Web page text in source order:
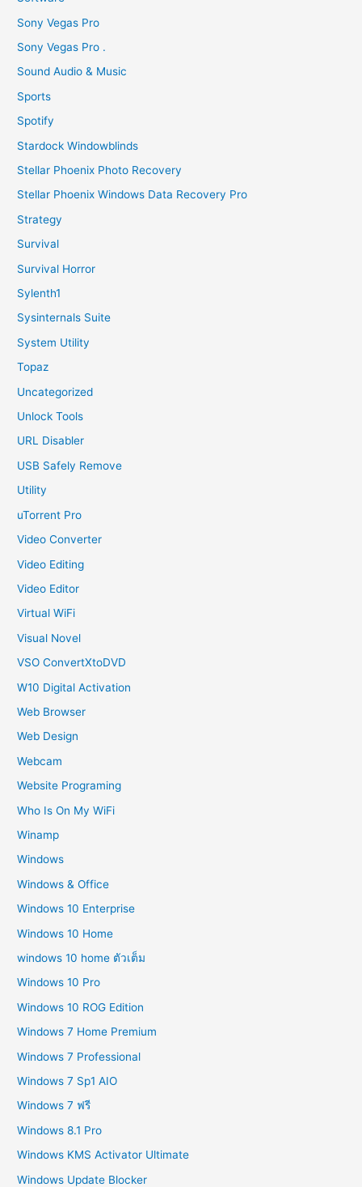
Sony Vegas Pro
Sony Vegas Pro .
Sound Audio & Music
Sports
Spotify
Stardock Windowblinds
Stellar Phoenix Photo Recovery
Stellar Phoenix Windows Data Recovery Pro
Strategy
Survival
Survival Horror
Sylenth1
Sysinternals Suite
System Utility
Topaz
Uncategorized
Unlock Tools
URL Disabler
USB Safely Remove
Utility
uTorrent Pro
Video Converter
Video Editing
Video Editor
Virtual WiFi
Visual Novel
VSO ConvertXtoDVD
W10 Digital Activation
Web Browser
Web Design
Webcam
Website Programing
Who Is On My WiFi
Winamp
Windows
Windows & Office
Windows 10 Enterprise
Windows 10 Home
windows 10 home ตัวเต็ม
Windows 10 Pro
Windows 10 ROG Edition
Windows 7 Home Premium
Windows 7 Professional
Windows 7 Sp1 AIO
Windows 7 ฟรี
Windows 8.1 Pro
Windows KMS Activator Ultimate
Windows Update Blocker